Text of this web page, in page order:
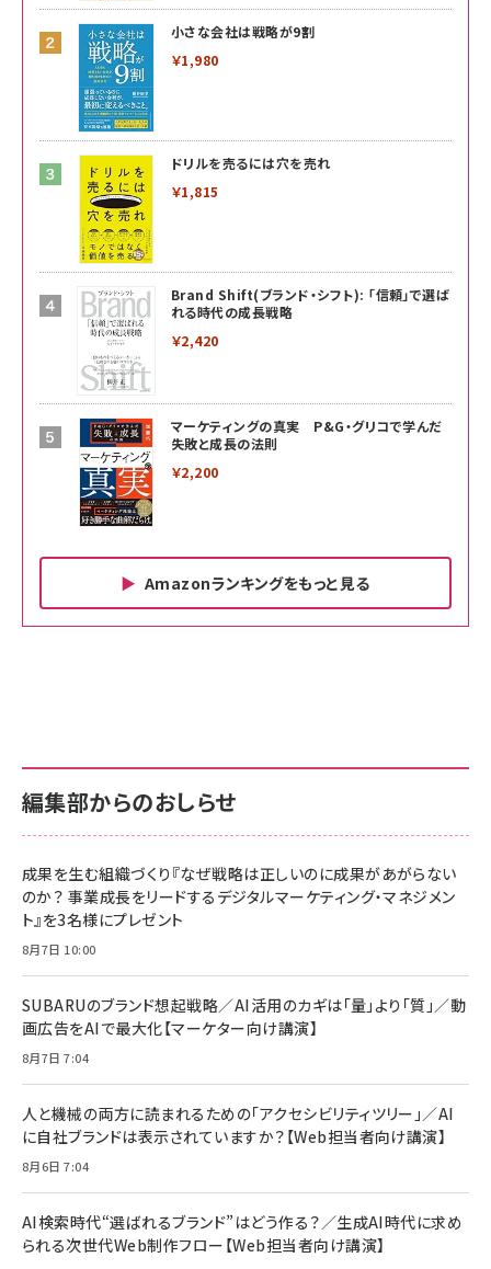
小さな会社は戦略が9割
￥1,980
ドリルを売るには穴を売れ
￥1,815
Brand Shift(ブランド・シフト): 「信頼」で選ば
れる時代の成長戦略
￥2,420
マーケティングの真実 P&G・グリコで学んだ
失敗と成長の法則
￥2,200
Amazonランキングをもっと見る
￥880
anan(アンアン)2026/06/24号 No.2500増刊
スペシャルエディション[王道エンタメの矜持／
￥1,100
anan(アンアン)2026/07/08号 No.2502[2026
￥880
ママ投資家が育休中に１億貯めた株式投資
組織の成果を最大化する ルールのデザイン
￥1,980
Amazonランキングをもっと見る
サポート正規品 メーカー保証5年 KLMEA128G
NIMASO ガラスフィルム iPhone 17 用 保護フィ
すい ガイド枠付き いPhone17 (6.3インチ) 対応
2枚セット DSP25F1698
￥1,599
￥6,980
全ワイヤレスイヤホン/アクティブノイズキャンセリ
技術基準適合】ブラック
￥5,990
ケーブル Anker絡まないケーブル 240W 結束バン
ド付き USB PD対応 シリコン素材採用 iPhone
17 / 16 / 15 / Galaxy iPad Pro MacBook
Pro/Air 各種対応 (1.8m ミッドナイトブラック)
￥1,890
サポート正規品 メーカー保証5年 KLMEA128G
Amazon eギフトカード - Amazonロゴ - クラ
￥5,000
Anker PowerLine III Flow USB-C & USB-C
Pro/Air 各種対応 (1.8m ミッドナイトブラック)
￥1,890
サッポロ 生ビール 黒ラベル 350ml 缶 24本 ビー
ル ケース買い【6/30応募〆切! 黒ラベルビヤセラー
￥4,857
編集部からのおしらせ
成果を生む組織づくり『なぜ戦略は正しいのに成果があがらない
のか？ 事業成長をリードするデジタルマーケティング・マネジメン
ト』を3名様にプレゼント
8月7日 10:00
SUBARUのブランド想起戦略／AI活用のカギは「量」より「質」／動
画広告をAIで最大化【マーケター向け講演】
8月7日 7:04
人と機械の両方に読まれるための「アクセシビリティツリー」／AI
に自社ブランドは表示されていますか？【Web担当者向け講演】
8月6日 7:04
AI検索時代“選ばれるブランド”はどう作る？／生成AI時代に求め
られる次世代Web制作フロー【Web担当者向け講演】